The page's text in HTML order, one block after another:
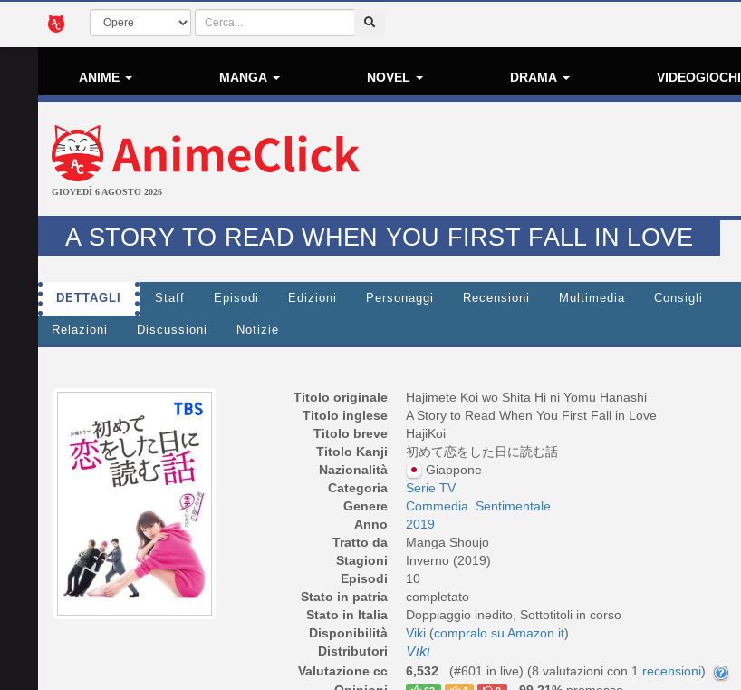
ANIME MANGA NOVEL DRAMA VIDEOGIOCHI
GIOVEDÌ 6 AGOSTO 2026
A STORY TO READ WHEN YOU FIRST FALL IN LOVE
DETTAGLI Staff Episodi Edizioni Personaggi Recensioni Multimedia Consigli
Relazioni Discussioni Notizie
Titolo originale
Hajimete Koi wo Shita Hi ni Yomu Hanashi
Titolo inglese
A Story to Read When You First Fall in Love
Titolo breve
HajiKoi
Titolo Kanji
初めて恋をした日に読む話
Nazionalità
Giappone
Categoria
Serie TV
Genere
Commedia Sentimentale
Anno
2019
Tratto da
Manga Shoujo
Stagioni
Inverno (2019)
Episodi
10
Stato in patria
completato
Stato in Italia
Doppiaggio inedito, Sottotitoli in corso
Disponibilità
Viki (compralo su Amazon.it)
Distributori
Viki
Valutazione cc 6,532 (#601 in live) (8 valutazioni con 1 recensioni)